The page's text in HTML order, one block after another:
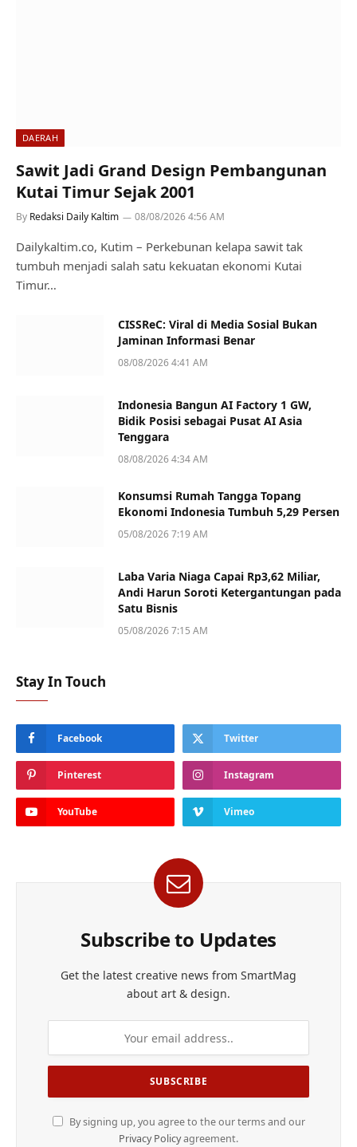
DAERAH
Sawit Jadi Grand Design Pembangunan
Kutai Timur Sejak 2001
By Redaksi Daily Kaltim 08/08/2026 4:56 AM
Dailykaltim.co, Kutim – Perkebunan kelapa sawit tak
tumbuh menjadi salah satu kekuatan ekonomi Kutai
Timur…
CISSReC: Viral di Media Sosial Bukan
Jaminan Informasi Benar
08/08/2026 4:41 AM
Indonesia Bangun AI Factory 1 GW,
Bidik Posisi sebagai Pusat AI Asia
Tenggara
08/08/2026 4:34 AM
Konsumsi Rumah Tangga Topang
Ekonomi Indonesia Tumbuh 5,29 Persen
05/08/2026 7:19 AM
Laba Varia Niaga Capai Rp3,62 Miliar,
Andi Harun Soroti Ketergantungan pada
Satu Bisnis
05/08/2026 7:15 AM
Stay In Touch
Facebook Twitter
Pinterest Instagram
YouTube Vimeo
Subscribe to Updates
Get the latest creative news from SmartMag
about art & design.
By signing up, you agree to the our terms and our
Privacy Policyagreement.